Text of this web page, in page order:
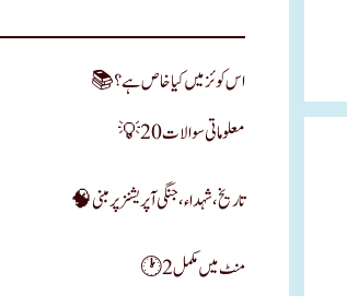
📚 اس کوئز میں کیا خاص ہے؟
💡 20 معلوماتی سوالات
🧠 تاریخ، شہداء، جنگی آپریشنز پر مبنی
🕐 2 منٹ میں مکمل